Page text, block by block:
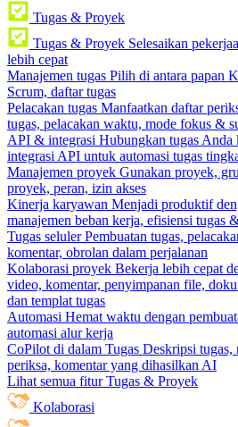
Tugas & Proyek
Tugas & Proyek Selesaikan
lebih cepat
Manajemen tugas Pilih di antara papan
Scrum, daftar tugas
Pelacakan tugas Manfaatkan daftar
tugas, pelacakan waktu, mode fokus &
API & integrasi Hubungkan tugas Anda
integrasi API untuk automasi tugas
Manajemen proyek Gunakan proyek,
proyek, peran, izin akses
Kinerja karyawan Menjadi produktif
manajemen beban kerja, efisiensi tugas
Tugas seluler Pembuatan tugas,
komentar, obrolan dalam perjalanan
Kolaborasi proyek Bekerja lebih cepat
video, komentar, penyimpanan file,
dan templat tugas
Automasi Hemat waktu dengan
automasi alur kerja
CoPilot di dalam Tugas Deskripsi tugas,
periksa, komentar yang dihasilkan AI
Lihat semua fitur Tugas & Proyek
Kolaborasi